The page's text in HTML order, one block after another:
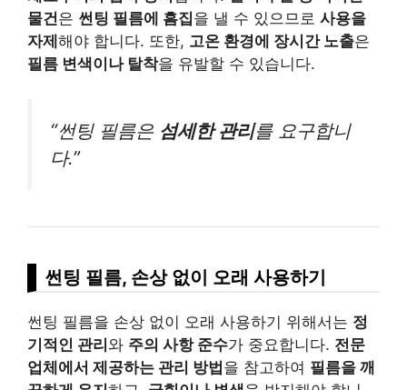
물건은 썬팅 필름에 흠집을 낼 수 있으므로 사용을
자제 해야 합니다. 또한, 고온 환경에 장시간 노출은
필름 변색이나 탈착을 유발할 수 있습니다.
“썬팅 필름은 섬세한 관리를 요구합니
다.”
썬팅 필름, 손상 없이 오래 사용하기
썬팅 필름을 손상 없이 오래 사용하기 위해서는 정
기적인 관리와 주의 사항 준수가 중요합니다. 전문
업체에서 제공하는 관리 방법을 참고하여 필름을 깨